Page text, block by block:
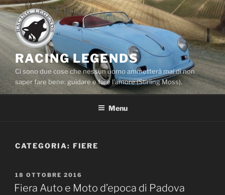
Salta
contenuto
RACING LEGENDS
Ci sono due cose che nessun uomo ammetterà mai di non
saper fare bene: guidare e fare l'amore (Stirling Moss).
Menu
CATEGORIA: FIERE
PUBBLICATO
IL
18 OTTOBRE 2016
Fiera Auto e Moto d’epoca di Padova